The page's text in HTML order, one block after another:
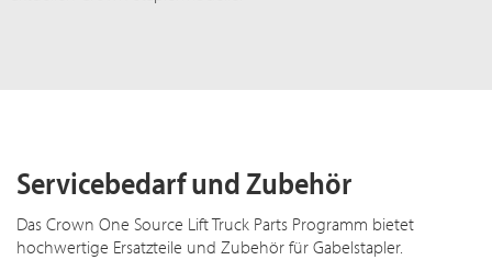
Servicebedarf und Zubehör
Das Crown One Source Lift Truck Parts Programm bietet
hochwertige Ersatzteile und Zubehör für Gabelstapler.